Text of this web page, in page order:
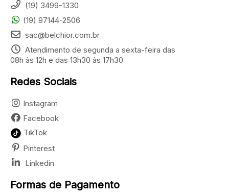
(19) 3499-1330
(19) 97144-2506
sac@belchior.com.br
Atendimento de segunda a sexta-feira das
08h às 12h e das 13h30 às 17h30
Redes Sociais
Instagram
Facebook
TikTok
Pinterest
Linkedin
Formas de Pagamento